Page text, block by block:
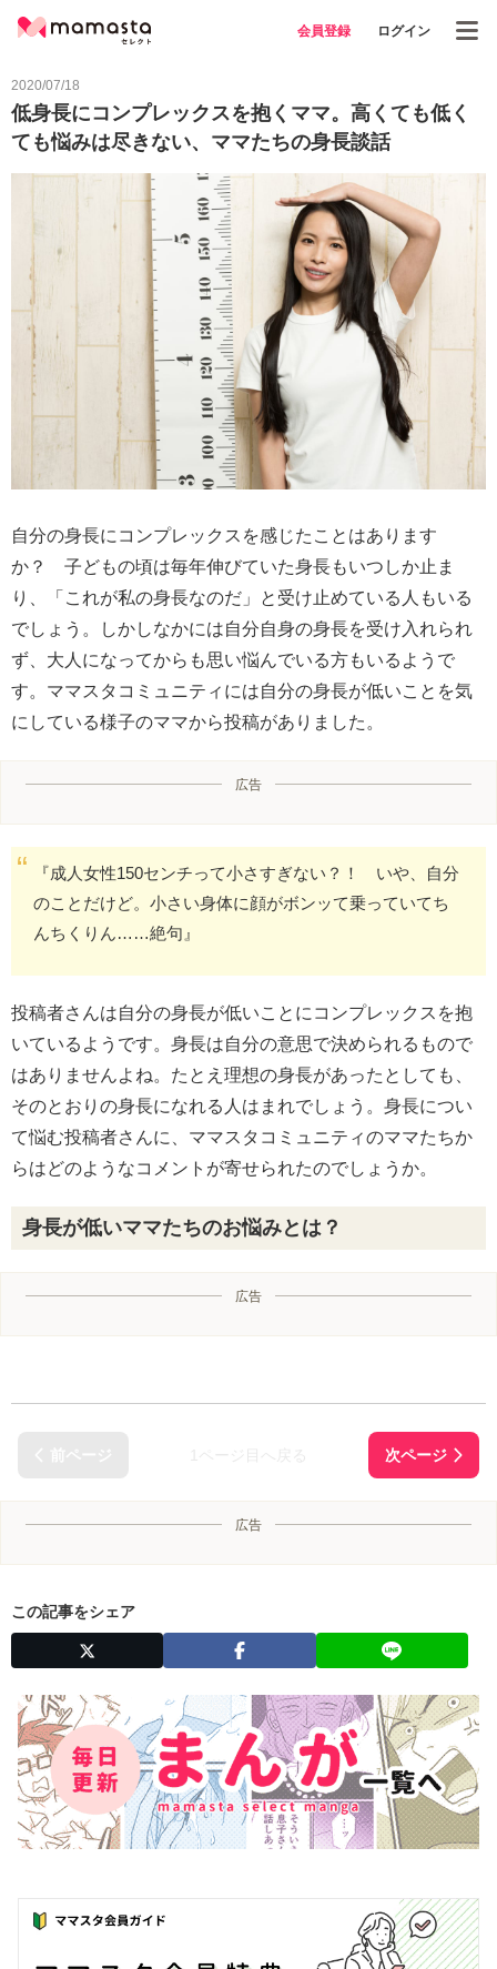
会員登録 ログイン
2020/07/18
低身長にコンプレックスを抱くママ。高くても低く
ても悩みは尽きない、ママたちの身長談話
自分の身長にコンプレックスを感じたことはあります
か？ 子どもの頃は毎年伸びていた身長もいつしか止ま
り、「これが私の身長なのだ」と受け止めている人もいる
でしょう。しかしなかには自分自身の身長を受け入れられ
ず、大人になってからも思い悩んでいる方もいるようで
す。ママスタコミュニティには自分の身長が低いことを気
にしている様子のママから投稿がありました。
広告
『成人女性150センチって小さすぎない？！ いや、自分
のことだけど。小さい身体に顔がボンッて乗っていてち
んちくりん……絶句』
投稿者さんは自分の身長が低いことにコンプレックスを抱
いているようです。身長は自分の意思で決められるもので
はありませんよね。たとえ理想の身長があったとしても、
そのとおりの身長になれる人はまれでしょう。身長につい
て悩む投稿者さんに、ママスタコミュニティのママたちか
らはどのようなコメントが寄せられたのでしょうか。
身長が低いママたちのお悩みとは？
広告
広告
この記事をシェア